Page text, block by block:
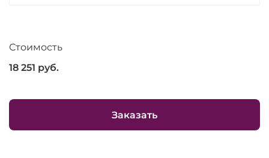
Стоимость
18 251 руб.
Заказать